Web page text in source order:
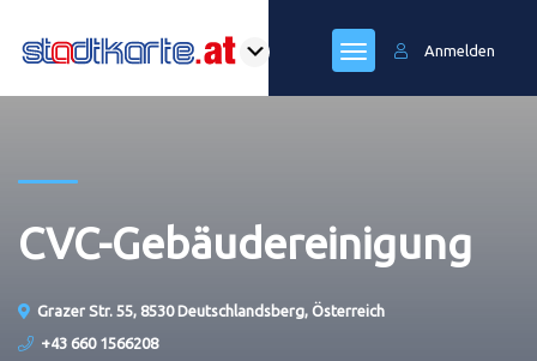
Anmelden
CVC-Gebäudereinigung
Grazer Str. 55, 8530 Deutschlandsberg, Österreich
+43 660 1566208